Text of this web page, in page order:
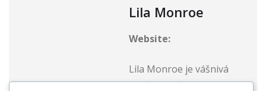
Lila Monroe
Website:
Lila Monroe je vášnivá
nadšenkyně do Clash